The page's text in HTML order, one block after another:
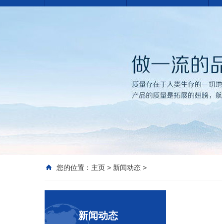
您的位置： 主页 > 新闻动态 >
新闻动态